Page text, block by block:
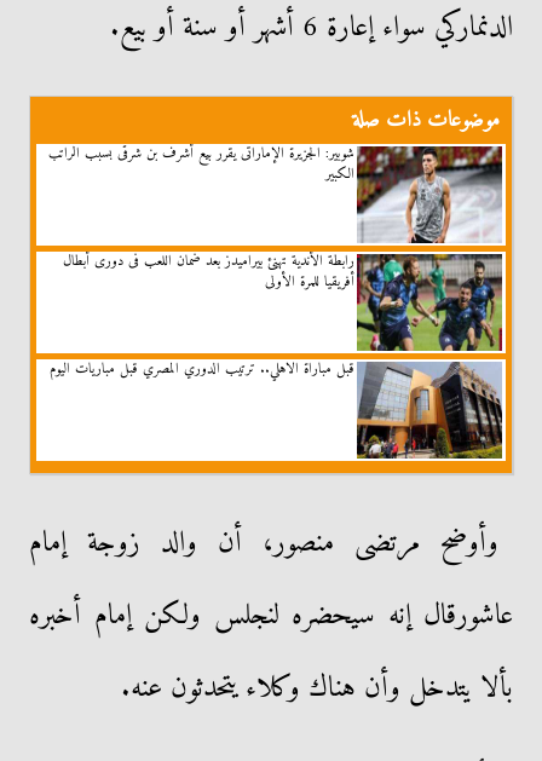
الدنماركي سواء إعارة 6 أشهر أو سنة أو بيع.
موضوعات ذات صلة
شوبير: الجزيرة الإماراتى يقرر بيع أشرف بن شرقى بسبب الراتب
الكبير
رابطة الأندية تهنئ بيراميدز بعد ضمان اللعب فى دورى أبطال
أفريقيا للمرة الأولى
قبل مباراة الاهلي.. ترتيب الدوري المصري قبل مباريات اليوم
وأوضح مرتضى منصور، أن والد زوجة إمام
عاشورقال إنه سيحضره لنجلس ولكن إمام أخبره
بألا يتدخل وأن هناك وكلاء يتحدثون عنه.